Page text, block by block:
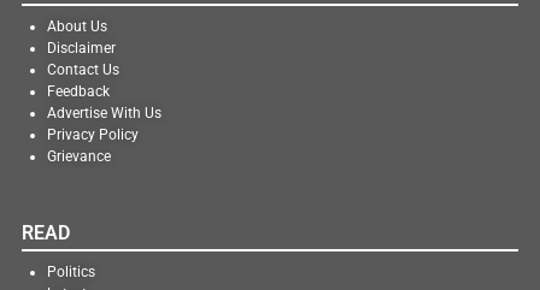
About Us
Disclaimer
Contact Us
Feedback
Advertise With Us
Privacy Policy
Grievance
READ
Politics